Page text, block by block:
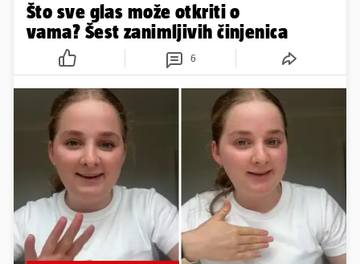
Što sve glas može otkriti o
vama? Šest zanimljivih činjenica
6